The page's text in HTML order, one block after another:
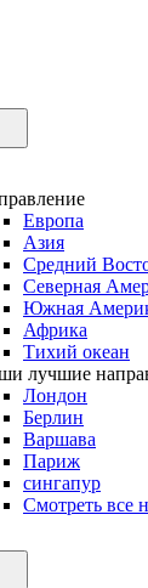
Европа
Азия
Средний
Северная
Южная
Африка
Тихий океан
лучшие
Лондон
Берлин
Варшава
Париж
сингапур
Смотреть все